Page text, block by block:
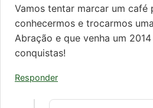
Vamos tentar marcar um café
conhecermos e trocarmos
Abração e que venha um
conquistas!
Responder